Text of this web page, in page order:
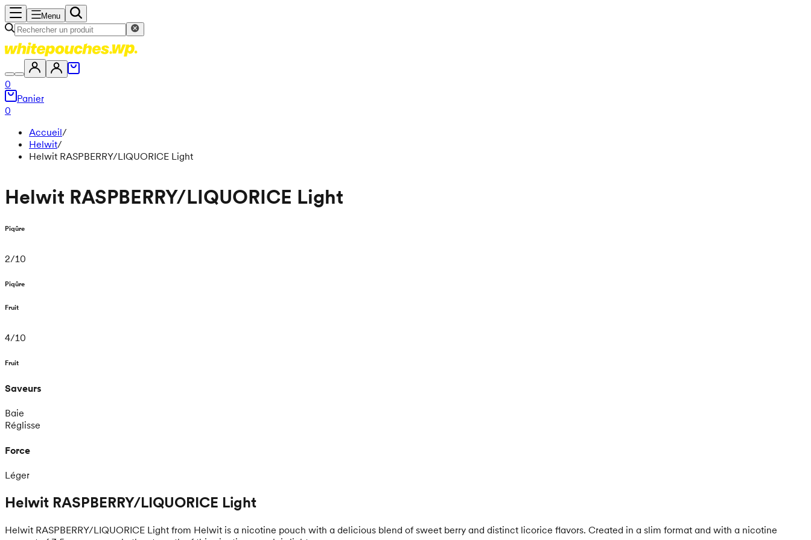
Menu
0
Panier
0
Accueil/
Helwit/
Helwit RASPBERRY/LIQUORICE Light
Helwit RASPBERRY/LIQUORICE Light
Piqûre
2/10
Piqûre
Fruit
4/10
Fruit
Saveurs
Baie
Réglisse
Force
Léger
Helwit RASPBERRY/LIQUORICE Light
Helwit RASPBERRY/LIQUORICE Light from Helwit is a nicotine pouch with a delicious blend of sweet berry and distinct licorice flavors. Created in a slim format and with a nicotine